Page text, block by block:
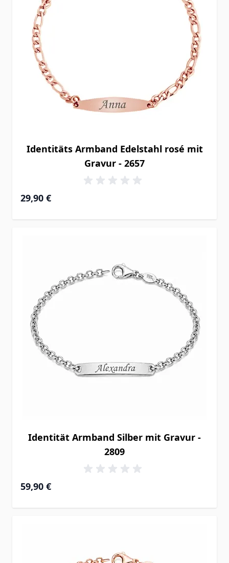
Identitäts Armband Edelstahl rosé mit
Gravur - 2657
29,90 €
Identität Armband Silber mit Gravur -
2809
59,90 €